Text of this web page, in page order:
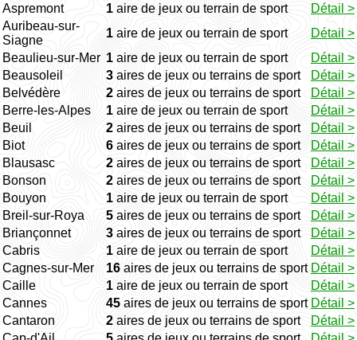
Aspremont
1 aire de jeux ou terrain de sport
Détail >
Auribeau-sur-
Siagne
1 aire de jeux ou terrain de sport
Détail >
Beaulieu-sur-Mer 1 aire de jeux ou terrain de sport
Détail >
Beausoleil
3 aires de jeux ou terrains de sport
Détail >
Belvédère
2 aires de jeux ou terrains de sport
Détail >
Berre-les-Alpes
1 aire de jeux ou terrain de sport
Détail >
Beuil
2 aires de jeux ou terrains de sport
Détail >
Biot
6 aires de jeux ou terrains de sport
Détail >
Blausasc
2 aires de jeux ou terrains de sport
Détail >
Bonson
2 aires de jeux ou terrains de sport
Détail >
Bouyon
1 aire de jeux ou terrain de sport
Détail >
Breil-sur-Roya
5 aires de jeux ou terrains de sport
Détail >
Briançonnet
3 aires de jeux ou terrains de sport
Détail >
Cabris
1 aire de jeux ou terrain de sport
Détail >
Cagnes-sur-Mer
16 aires de jeux ou terrains de sport Détail >
Caille
1 aire de jeux ou terrain de sport
Détail >
Cannes
45 aires de jeux ou terrains de sport Détail >
Cantaron
2 aires de jeux ou terrains de sport
Détail >